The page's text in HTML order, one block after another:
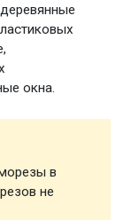
окна.
в
не